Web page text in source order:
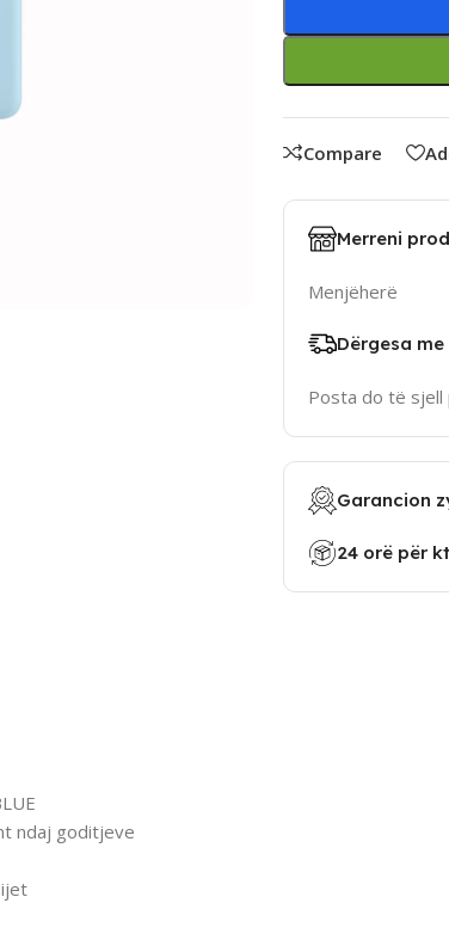
Compare
Merreni
Menjëherë
Dërgesa
Posta do të sjell
Garancion
24 orë për
ndaj goditjeve